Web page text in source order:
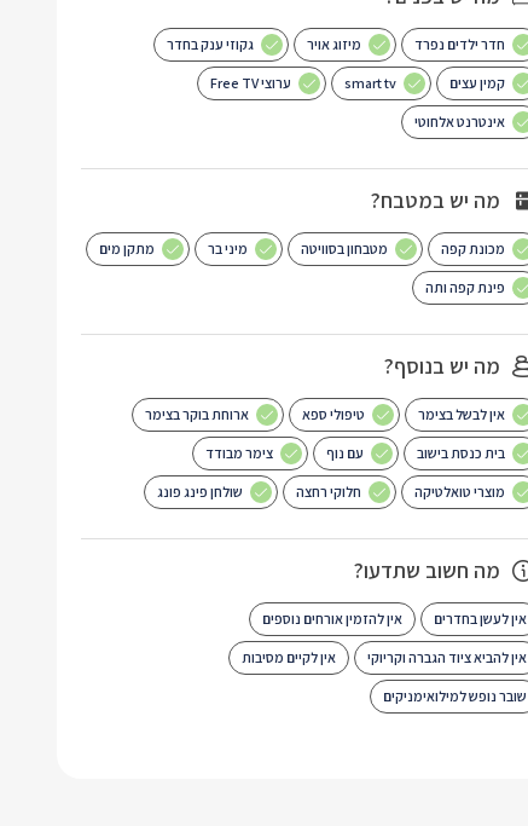
חדר ילדים נפרד מיזוג אויר גקוזי ענק בחדר
קמין עצים smart tv ערוצי Free TV
אינטרנט אלחוטי
מה יש במטבח?
מכונת קפה מטבחון בסוויטה מיני בר מתקן מים
פינת קפה ותה
מה יש בנוסף?
אין לבשל בצימר טיפולי ספא ארוחת בוקר בצימר
בית כנסת בישוב עם נוף צימר מבודד
מוצרי טואלטיקה חלוקי רחצה שולחן פינג פונג
מה חשוב שתדעו?
אין לעשן בחדרים אין להזמין אורחים נוספים
אין להביא ציוד הגברה וקריוקי אין לקיים מסיבות
שובר נופש למילואימניקים